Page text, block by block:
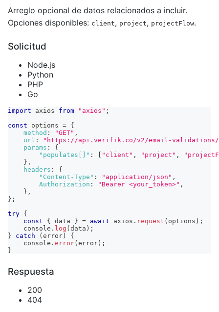
Arreglo opcional de datos relacionados a incluir.
Opciones disponibles: client, project, projectFlow.
Solicitud
Node.js
Python
PHP
Go
import axios from "axios" ;
const options = {
method : "GET" ,
url :
"https://api.verifik.co/v2/email-validations/
params :
{
"populates[]" : "client" , "project" ,
} ,
headers :
{
"Content-Type" : "application/json" ,
Authorization : "Bearer <your_token>" ,
} ,
} ;
try {
const
{ data } = await axios . request ( options ) ;
console . log ( data ) ;
}
catch ( error )
{
console . error( error ) ;
}
Respuesta
200
404